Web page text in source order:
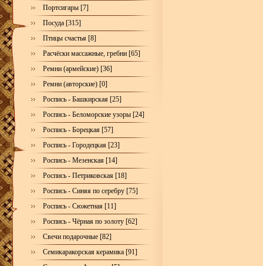
Портсигары [7]
Посуда [315]
Птицы счастья [8]
Расчёски массажные, гребни [65]
Ремни (армейские) [36]
Ремни (авторские) [0]
Роспись - Башкирская [25]
Роспись - Беломорские узоры [24]
Роспись - Борецкая [57]
Роспись - Городецкая [23]
Роспись - Мезенская [14]
Роспись - Петриковская [18]
Роспись - Синяя по серебру [75]
Роспись - Сюжетная [11]
Роспись - Чёрная по золоту [62]
Свечи подарочные [82]
Семикаракорская керамика [91]